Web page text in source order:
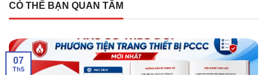
CÓ THỂ BẠN QUAN TÂM
07
Th5